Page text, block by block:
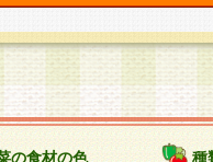
の食材の色 種